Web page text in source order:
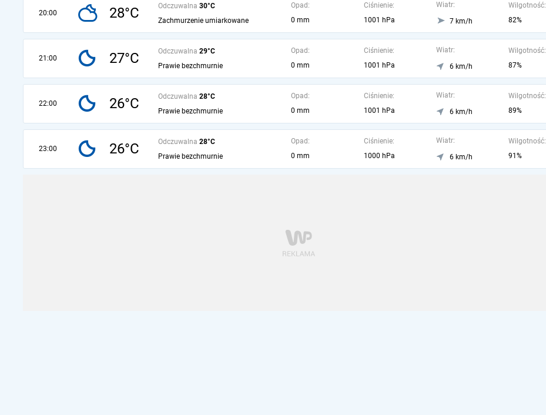
20:00 28°C Odczuwalna 30°C
Zachmurzenie umiarkowane
Opad:
0 mm
Ciśnienie:
1001 hPa
Wiatr:
7 km/h
Wilgotność:
82%
21:00 27°C Odczuwalna 29°C
Prawie bezchmurnie
Opad:
0 mm
Ciśnienie:
1001 hPa
Wiatr:
6 km/h
Wilgotność:
87%
22:00 26°C Odczuwalna 28°C
Prawie bezchmurnie
Opad:
0 mm
Ciśnienie:
1001 hPa
Wiatr:
6 km/h
Wilgotność:
89%
23:00 26°C Odczuwalna 28°C
Prawie bezchmurnie
Opad:
0 mm
Ciśnienie:
1000 hPa
Wiatr:
6 km/h
Wilgotność:
91%